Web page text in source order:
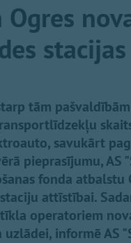
Ogres
tām
savukārt
pieprasījumu, AS
fonda
attīstībai.
operatoriem
uzlādei, informē AS